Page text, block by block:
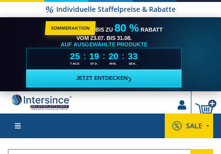
Individuelle Staffelpreise & Rabatte
SOMMERAKTION BIS ZU 80 % RABATT
VOM 23.07. BIS 31.08.
AUF AUSGEWÄHLTE PRODUKTE
25
TAGE
: 19
STD.
: 20
MIN.
: 33
SEK.
JETZT ENTDECKEN ›
SALE